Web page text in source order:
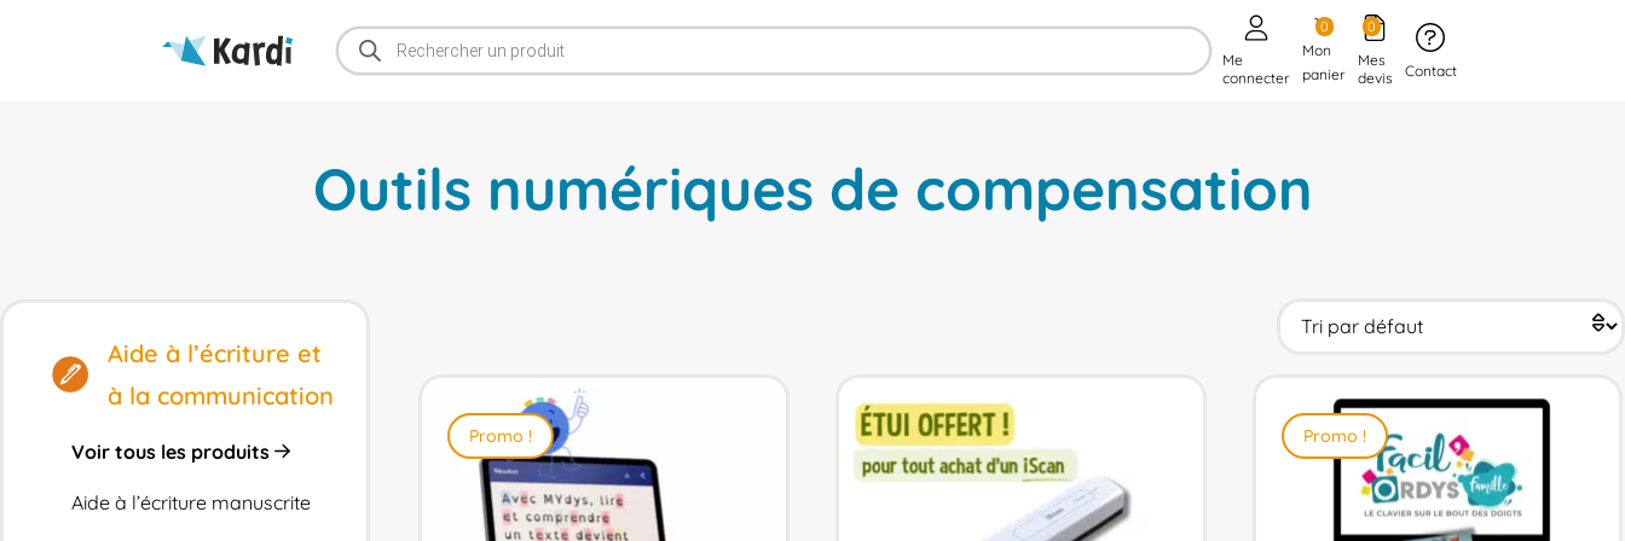
Recherche
de
produits
Me
connecter
Mon
panier
0 0
Mes
devis
Contact
Outils numériques de compensation
Aide à l’écriture et
à la communication
Voir tous les produits
Aide à l’écriture manuscrite
Promo ! Promo !